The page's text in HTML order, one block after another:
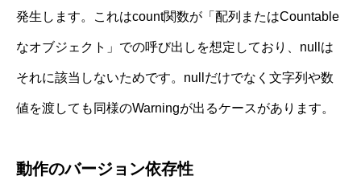
発生します。これはcount関数が「配列またはCountable
なオブジェクト」での呼び出しを想定しており、nullは
それに該当しないためです。nullだけでなく文字列や数
値を渡しても同様のWarningが出るケースがあります。
動作のバージョン依存性